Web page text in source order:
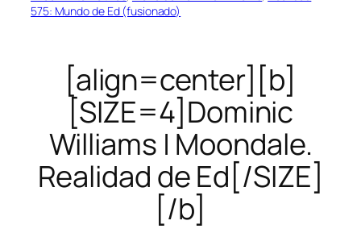
575: Mundo de Ed (fusionado)
[align=center][b]
[SIZE=4]Dominic
Williams | Moondale.
Realidad de Ed[/SIZE]
[/b]